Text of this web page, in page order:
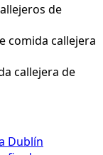
de
comida callejera
callejera de
Dublín